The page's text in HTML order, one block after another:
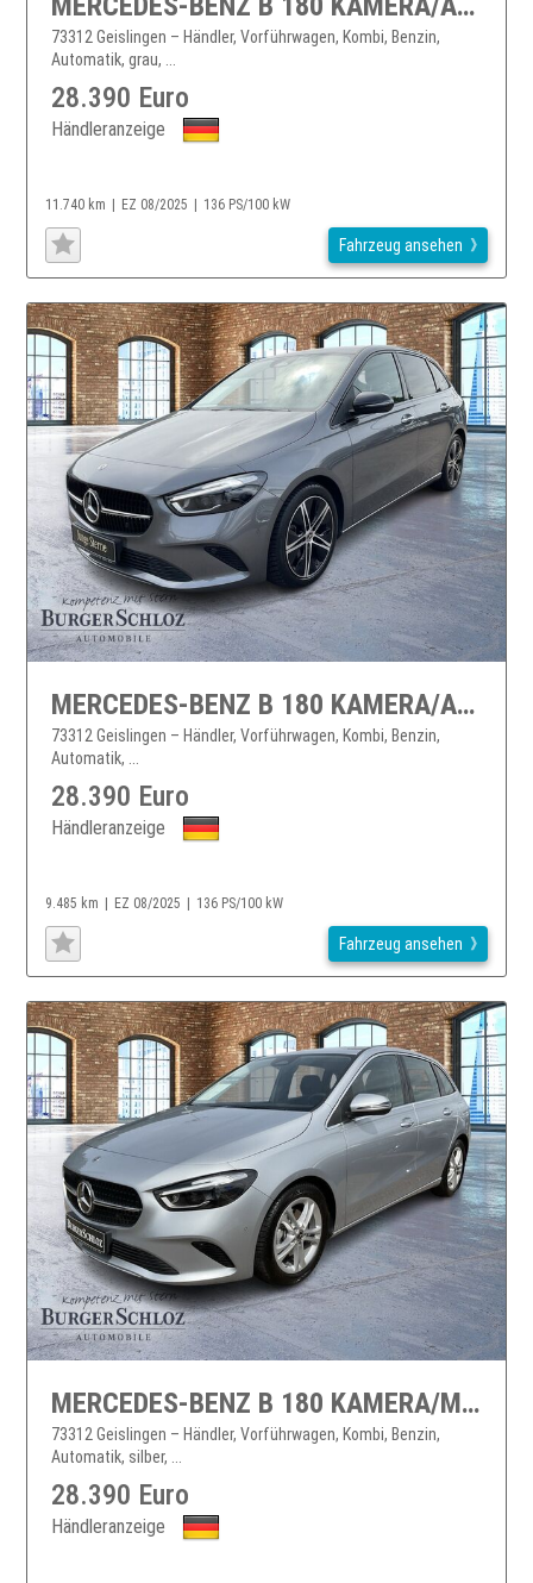
73312 Geislingen – Händler, Vorführwagen, Kombi, Benzin,
Automatik, grau, ...
28.390 Euro
Händleranzeige
11.740 km EZ 08/2025 136 PS/100 kW
Fahrzeug ansehen
MERCEDES-BENZ B 180 KAMERA/AHK/NAVI/MULTIBEAM
73312 Geislingen – Händler, Vorführwagen, Kombi, Benzin,
Automatik, ...
28.390 Euro
Händleranzeige
9.485 km EZ 08/2025 136 PS/100 kW
Fahrzeug ansehen
MERCEDES-BENZ B 180 KAMERA/MULTIBEAM/NAVI
73312 Geislingen – Händler, Vorführwagen, Kombi, Benzin,
Automatik, silber, ...
28.390 Euro
Händleranzeige